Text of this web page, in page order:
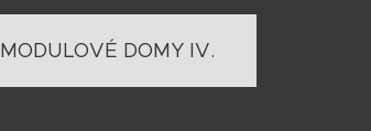
MODULOVÉ DOMY IV.